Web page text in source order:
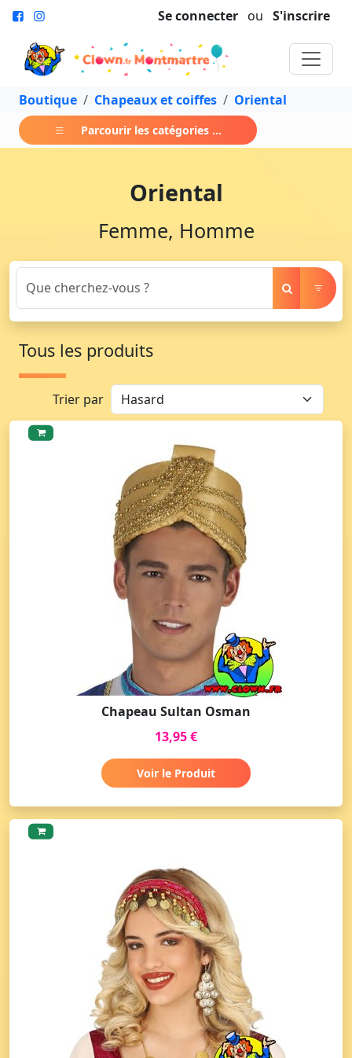
Se connecter ou S'inscrire
Boutique Chapeaux et coiffes Oriental
Parcourir les catégories ...
Oriental
Femme, Homme
Tous les produits
Trier par
Chapeau Sultan Osman
13,95 €
Voir le Produit